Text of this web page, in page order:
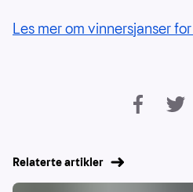
Les mer om vinnersjanser
Relaterte artikler